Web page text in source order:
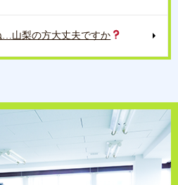
…山梨の方大丈夫ですか